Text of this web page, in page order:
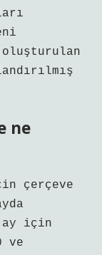
oluşturulan
ne
çerçeve
ay için
ve